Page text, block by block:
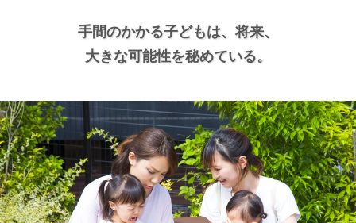
手間のかかる子どもは、 将来、
大きな可能性を秘めている。